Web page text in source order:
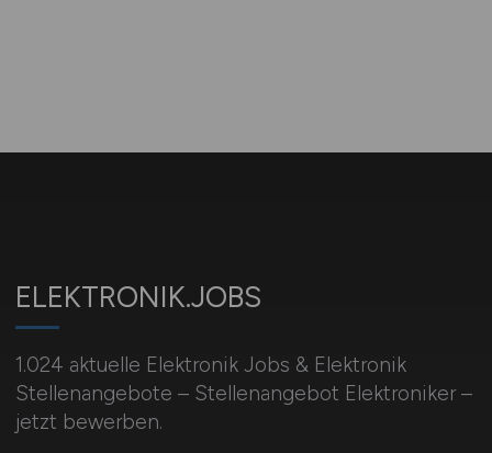
ELEKTRONIK.JOBS
1.024 aktuelle Elektronik Jobs & Elektronik
Stellenangebote – Stellenangebot Elektroniker –
jetzt bewerben.